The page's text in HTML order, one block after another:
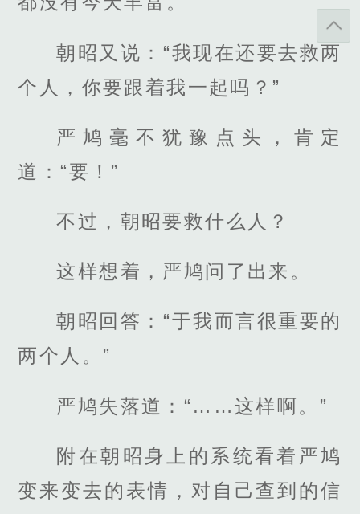
朝昭又说：“我现在还要去救两
个人，你要跟着我一起吗？”
严鸠毫不犹豫点头，肯定
道：“要！”
不过，朝昭要救什么人？
这样想着，严鸠问了出来。
朝昭回答：“于我而言很重要的
两个人。”
严鸠失落道：“……这样啊。”
附在朝昭身上的系统看着严鸠
变来变去的表情，对自己查到的信